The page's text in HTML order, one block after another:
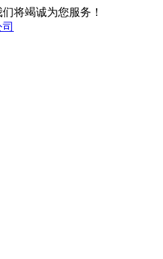
将竭诚为您服务！